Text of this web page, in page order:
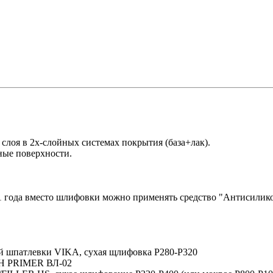
в 2х-слойных системах покрытия (база+лак).
поверхности.
вместо шлифовки можно применять средство
шпатлевки VIKA, сухая щлифовка P280-P320
PRIMER ВЛ-02